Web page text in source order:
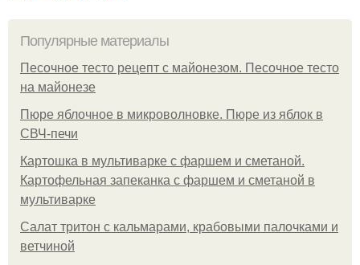
Популярные материалы
Песочное тесто рецепт с майонезом. Песочное тесто
на майонезе
Пюре яблочное в микроволновке. Пюре из яблок в
СВЧ-печи
Картошка в мультиварке с фаршем и сметаной.
Картофельная запеканка с фаршем и сметаной в
мультиварке
Салат тритон с кальмарами, крабовыми палочками и
ветчиной